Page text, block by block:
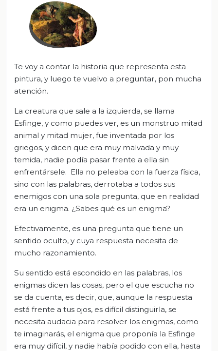
Te voy a contar la historia que representa esta
pintura, y luego te vuelvo a preguntar, pon mucha
atención.
La creatura que sale a la izquierda, se llama
Esfinge, y como puedes ver, es un monstruo mitad
animal y mitad mujer, fue inventada por los
griegos, y dicen que era muy malvada y muy
temida, nadie podía pasar frente a ella sin
enfrentársele. Ella no peleaba con la fuerza física,
sino con las palabras, derrotaba a todos sus
enemigos con una sola pregunta, que en realidad
era un enigma. ¿Sabes qué es un enigma?
Efectivamente, es una pregunta que tiene un
sentido oculto, y cuya respuesta necesita de
mucho razonamiento.
Su sentido está escondido en las palabras, los
enigmas dicen las cosas, pero el que escucha no
se da cuenta, es decir, que, aunque la respuesta
está frente a tus ojos, es difícil distinguirla, se
necesita audacia para resolver los enigmas, como
te imaginarás, el enigma que proponía la Esfinge
era muy difícil, y nadie había podido con ella, hasta